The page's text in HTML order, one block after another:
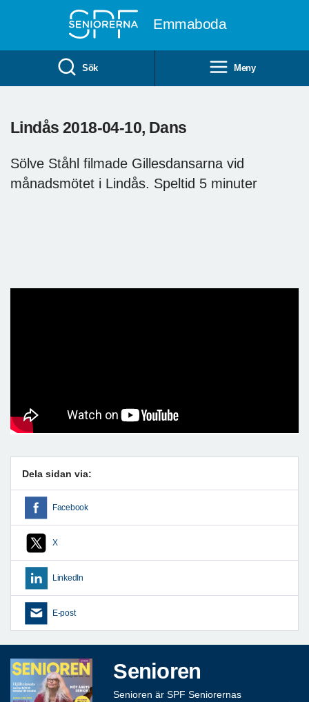
Emmaboda
Sök Meny
Lindås 2018-04-10, Dans
Sölve Ståhl filmade Gillesdansarna vid
månadsmötet i Lindås. Speltid 5 minuter
Dela sidan via:
Facebook
X
LinkedIn
E-post
Senioren
Senioren är SPF Seniorernas